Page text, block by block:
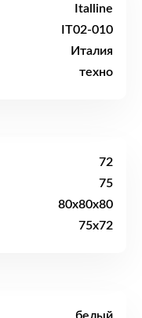
Italline
IT02-010
Италия
техно
72
75
80x80x80
75x72